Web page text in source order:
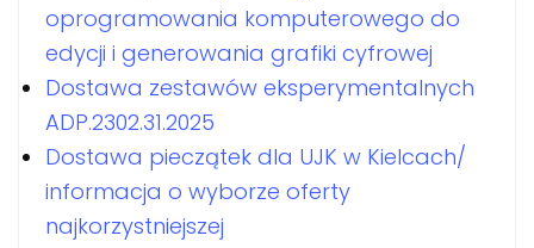
oprogramowania komputerowego do
edycji i generowania grafiki cyfrowej
Dostawa zestawów eksperymentalnych
ADP.2302.31.2025
Dostawa pieczątek dla UJK w Kielcach/
informacja o wyborze oferty
najkorzystniejszej